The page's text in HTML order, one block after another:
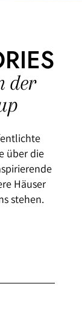
der
über die
Häuser
stehen.